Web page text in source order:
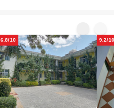
6.8/10 9.2/10